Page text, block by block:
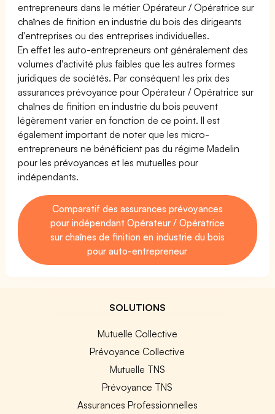
entrepreneurs dans le métier Opérateur / Opératrice sur
chaînes de finition en industrie du bois des dirigeants
d'entreprises ou des entreprises individuelles.
En effet les auto-entrepreneurs ont généralement des
volumes d'activité plus faibles que les autres formes
juridiques de sociétés. Par conséquent les prix des
assurances prévoyance pour Opérateur / Opératrice sur
chaînes de finition en industrie du bois peuvent
légèrement varier en fonction de ce point. Il est
également important de noter que les micro-
entrepreneurs ne bénéficient pas du régime Madelin
pour les prévoyances et les mutuelles pour
indépendants.
Comparatif des assurances prévoyances
pour indépendant Opérateur / Opératrice
sur chaînes de finition en industrie du bois
pour auto-entrepreneur
SOLUTIONS
Mutuelle Collective
Prévoyance Collective
Mutuelle TNS
Prévoyance TNS
Assurances Professionnelles